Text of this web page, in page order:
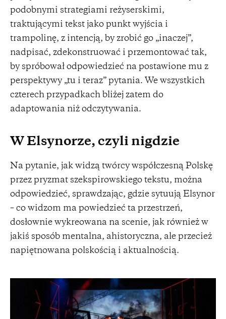
podobnymi strategiami reżyserskimi,
traktującymi tekst jako punkt wyjścia i
trampolinę, z intencją, by zrobić go „inaczej”,
nadpisać, zdekonstruować i przemontować tak,
by spróbował odpowiedzieć na postawione mu z
perspektywy „tu i teraz” pytania. We wszystkich
czterech przypadkach bliżej zatem do
adaptowania niż odczytywania.
W Elsynorze, czyli nigdzie
Na pytanie, jak widzą twórcy współczesną Polskę
przez pryzmat szekspirowskiego tekstu, można
odpowiedzieć, sprawdzając, gdzie sytuują Elsynor
– co widzom ma powiedzieć ta przestrzeń,
dosłownie wykreowana na scenie, jak również w
jakiś sposób mentalna, ahistoryczna, ale przecież
napiętnowana polskością i aktualnością.